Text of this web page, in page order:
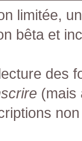
limitée,
bêta et
des
(mais